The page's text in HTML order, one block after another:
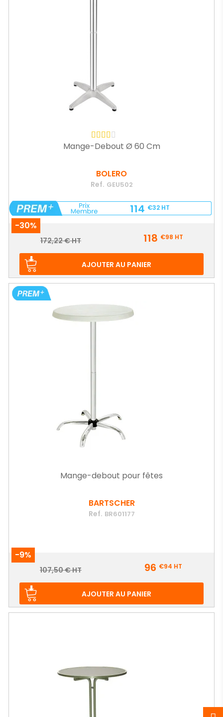
Mange-Debout Ø 60 Cm
BOLERO
Ref. GEU502
114 €32 HT
-30%
Prix
Prix
172,22 € HT 118 €98 HT
AJOUTER AU PANIER
Mange-debout pour fêtes
BARTSCHER
Ref. BR601177
-9%
Prix
Prix
107,50 € HT 96 €94 HT
AJOUTER AU PANIER